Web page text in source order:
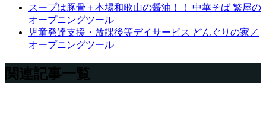
スープは豚骨＋本場和歌山の醤油！！ 中華そば 繁屋の
オープニングツール
児童発達支援・放課後等デイサービス どんぐりの家／
オープニングツール
関連記事一覧